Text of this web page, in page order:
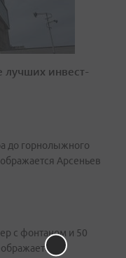
лучших инвест-
до горнолыжного
Арсеньев
с фонтаном и 50